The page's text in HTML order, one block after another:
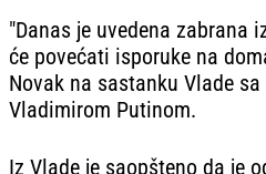
"Danas je uvedena zabrana
će povećati isporuke na
Novak na sastanku Vlade
Vladimirom Putinom.
Iz Vlade je saopšteno da je